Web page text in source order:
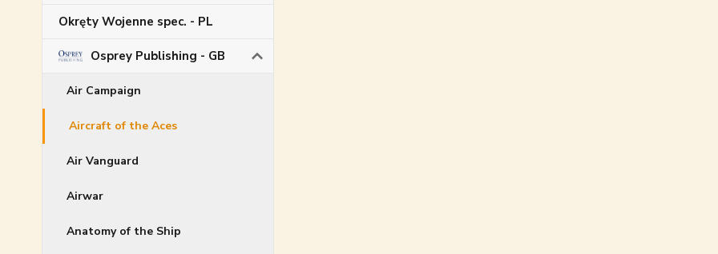
Okręty Wojenne spec. - PL
Osprey Publishing - GB
Air Campaign
Aircraft of the Aces
Air Vanguard
Airwar
Anatomy of the Ship